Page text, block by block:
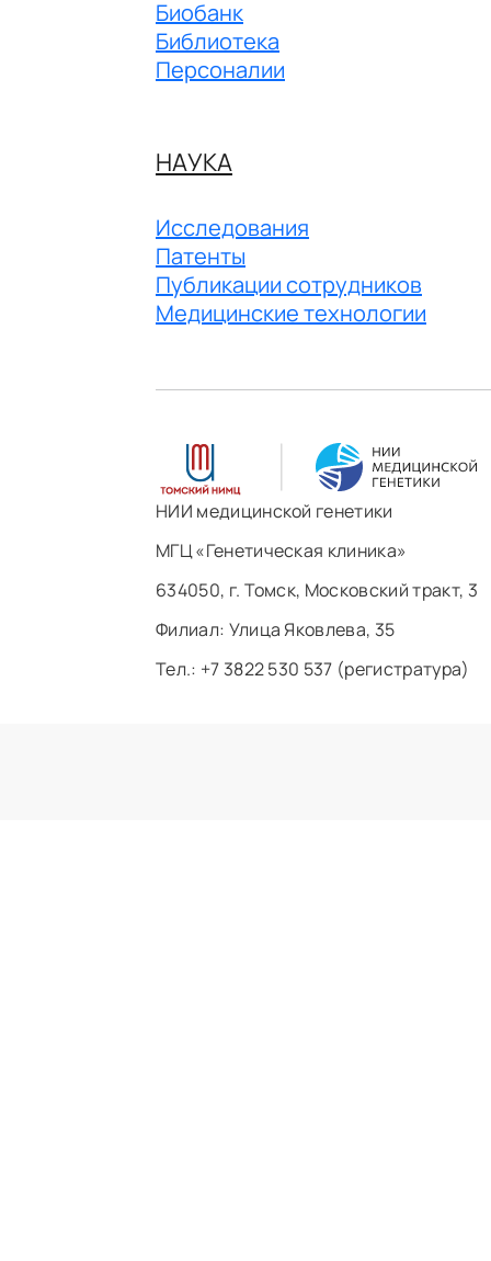
Биобанк
Библиотека
Персоналии
НАУКА
Исследования
Патенты
Публикации сотрудников
Медицинские технологии
НИИ медицинской генетики
МГЦ «Генетическая клиника»
634050, г. Томск, Московский тракт, 3
Филиал: ​Улица Яковлева, 35
Тел.: +7 3822 530 537 (регистратура)